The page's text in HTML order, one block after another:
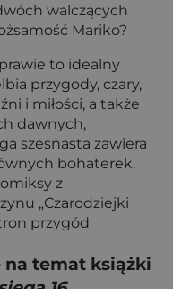
walczących
Mariko?
to idealny
przygody, czary,
i miłości, a także
dawnych,
szesnasta zawiera
bohaterek,
z
„Czarodziejki
przygód
na temat książki